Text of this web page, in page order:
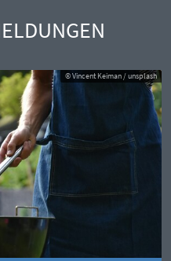
© Vincent Keiman / unsplash